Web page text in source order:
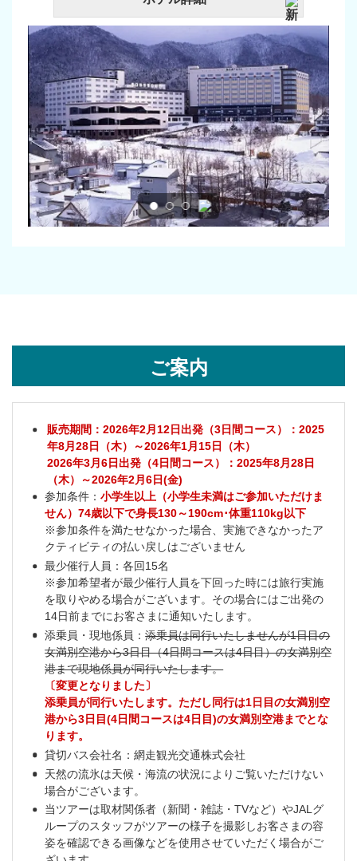
ご案内
販売期間：2026年2月12日出発（3日間コース）：2025
年8月28日（木）～2026年1月15日（木）
2026年3月6日出発（4日間コース）：2025年8月28日
（木）～2026年2月6日(金)
参加条件：小学生以上（小学生未満はご参加いただけま
せん）74歳以下で身長130～190cm･体重110kg以下
※参加条件を満たせなかった場合、実施できなかったア
クティビティの払い戻しはございません
最少催行人員：各回15名
※参加希望者が最少催行人員を下回った時には旅行実施
を取りやめる場合がございます。その場合にはご出発の
14日前までにお客さまに通知いたします。
添乗員・現地係員：添乗員は同行いたしませんが1日目の
女満別空港から3日目（4日間コースは4日目）の女満別空
港まで現地係員が同行いたします。
〔変更となりました〕
添乗員が同行いたします。ただし同行は1日目の女満別空
港から3日目(4日間コースは4日目)の女満別空港までとな
ります。
貸切バス会社名：網走観光交通株式会社
天然の流氷は天候・海流の状況によりご覧いただけない
場合がございます。
当ツアーは取材関係者（新聞・雑誌・TVなど）やJALグ
ループのスタッフがツアーの様子を撮影しお客さまの容
姿を確認できる画像などを使用させていただく場合がご